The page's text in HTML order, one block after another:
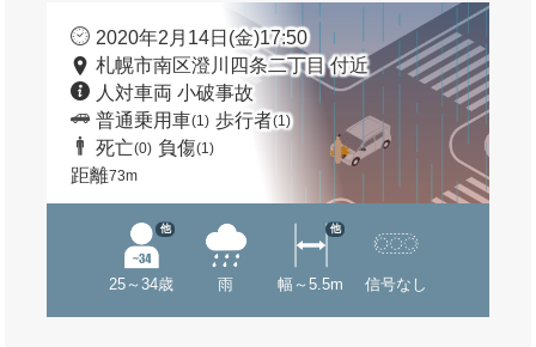
2020年2月14日(金)17:50
札幌市南区澄川四条二丁目 付近
人対車両 小破事故
普通乗用車(1) 歩行者(1)
死亡(0) 負傷(1)
距離73m
25～34歳
他
雨 幅～5.5m
他
信号なし